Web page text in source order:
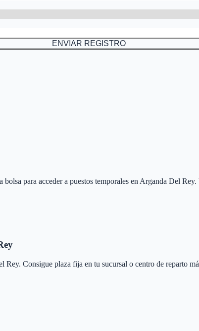
ENVIAR REGISTRO
para acceder a puestos temporales en Arganda Del Rey.
Rey. Consigue plaza fija en tu sucursal o centro de reparto